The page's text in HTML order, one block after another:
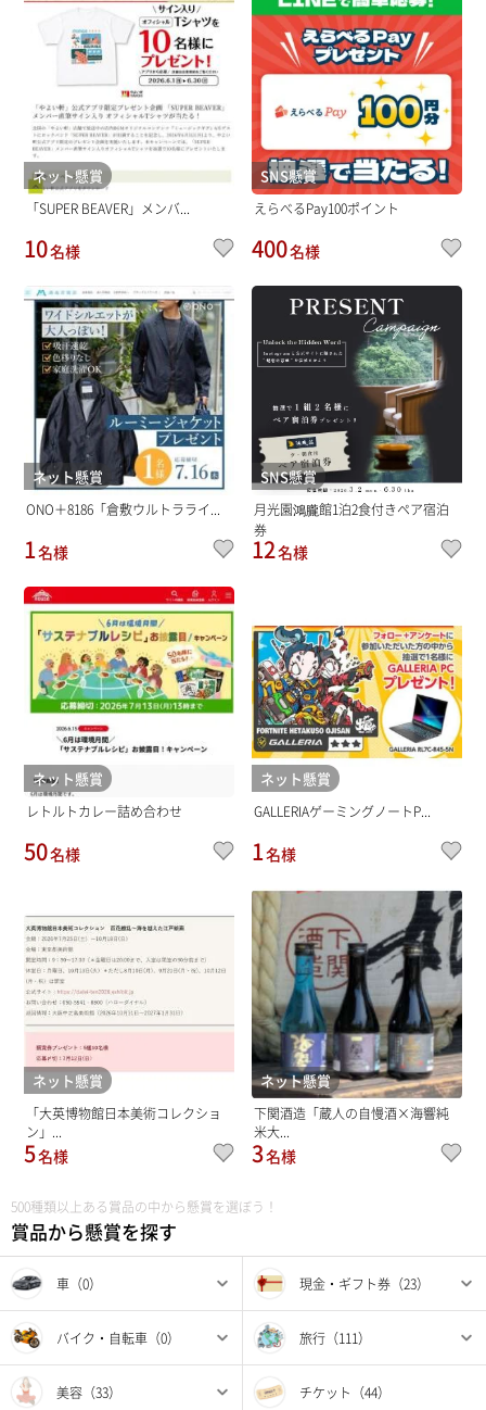
500種類以上ある賞品の中から懸賞を選ぼう！
賞品から懸賞を探す
車（0） 現金・ギフト券（23）
バイク・自転車（0） 旅行（111）
美容（33） チケット（44）
ネット懸賞
「SUPER BEAVER」メンバ...
10名様
SNS懸賞
えらべるPay100ポイント
400名様
ネット懸賞
ONO＋8186「倉敷ウルトラライ...
1名様
SNS懸賞
月光園鴻朧館1泊2食付きペア宿泊
券
12名様
ネット懸賞
レトルトカレー詰め合わせ
50名様
ネット懸賞
GALLERIAゲーミングノートP...
1名様
ネット懸賞
「大英博物館日本美術コレクショ
ン」...
5名様
ネット懸賞
下関酒造「蔵人の自慢酒×海響純
米大...
3名様